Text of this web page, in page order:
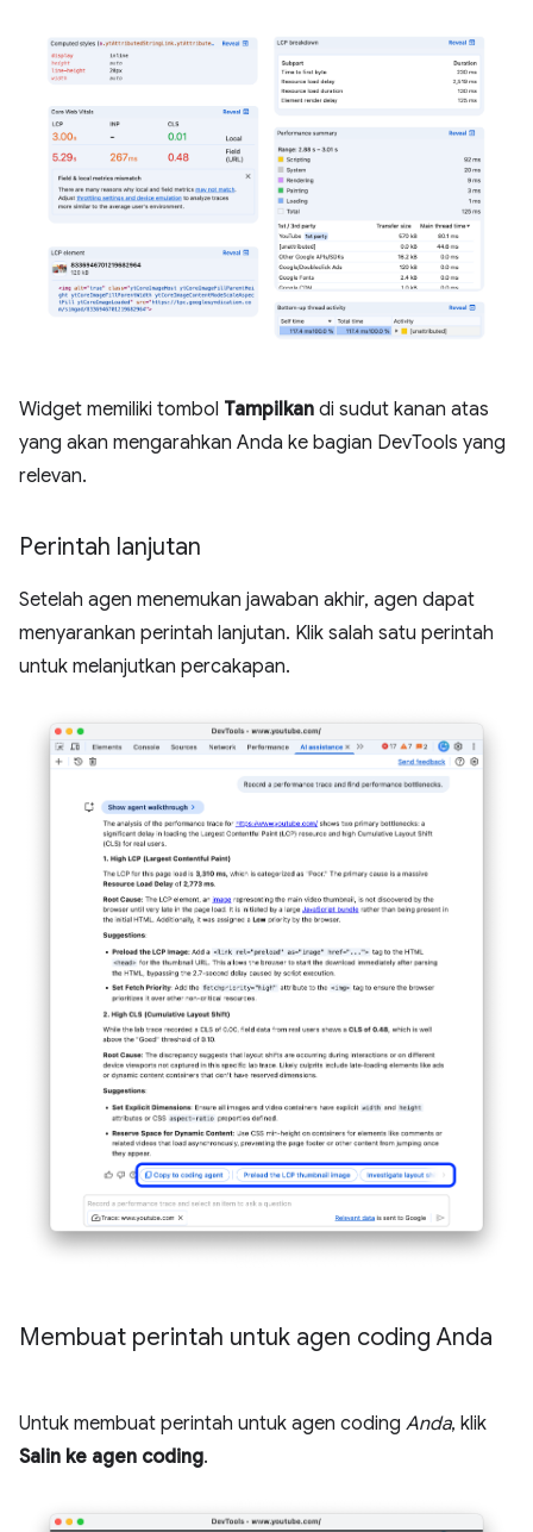
Widget memiliki tombol Tampilkan di sudut kanan atas
yang akan mengarahkan Anda ke bagian DevTools yang
relevan.
Perintah lanjutan
Setelah agen menemukan jawaban akhir, agen dapat
menyarankan perintah lanjutan. Klik salah satu perintah
untuk melanjutkan percakapan.
Membuat perintah untuk agen coding Anda
Untuk membuat perintah untuk agen coding Anda, klik
Salin ke agen coding.